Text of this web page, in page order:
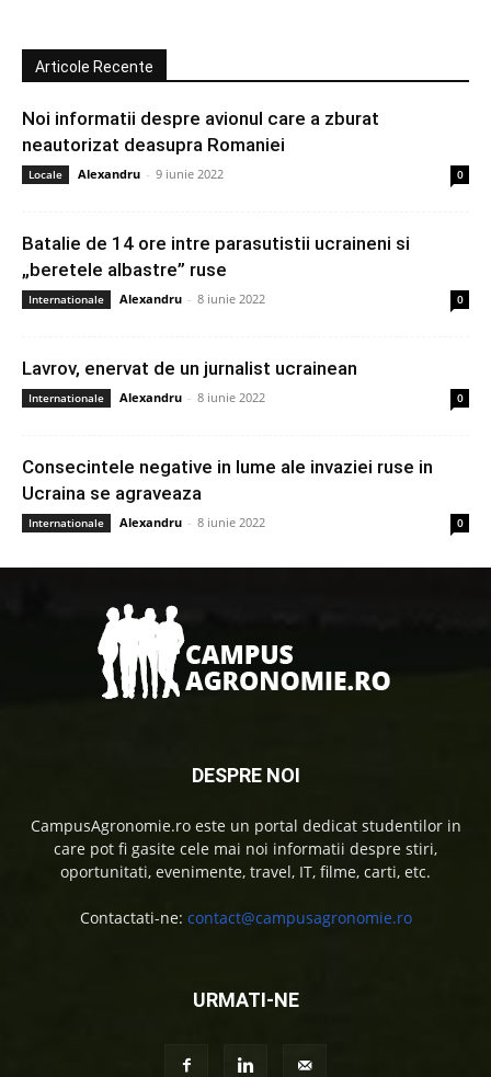
Articole Recente
Noi informatii despre avionul care a zburat
neautorizat deasupra Romaniei
Locale Alexandru - 9 iunie 2022 0
Batalie de 14 ore intre parasutistii ucraineni si
„beretele albastre” ruse
Internationale Alexandru - 8 iunie 2022 0
Lavrov, enervat de un jurnalist ucrainean
Internationale Alexandru - 8 iunie 2022 0
Consecintele negative in lume ale invaziei ruse in
Ucraina se agraveaza
Internationale Alexandru - 8 iunie 2022 0
DESPRE NOI
CampusAgronomie.ro este un portal dedicat studentilor in
care pot fi gasite cele mai noi informatii despre stiri,
oportunitati, evenimente, travel, IT, filme, carti, etc.
Contactati-ne: contact@campusagronomie.ro
URMATI-NE